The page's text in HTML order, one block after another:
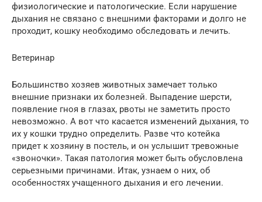
физиологические и патологические. Если нарушение
дыхания не связано с внешними факторами и долго не
проходит, кошку необходимо обследовать и лечить.
Ветеринар
Большинство хозяев животных замечает только
внешние признаки их болезней. Выпадение шерсти,
появление гноя в глазах, рвоты не заметить просто
невозможно. А вот что касается изменений дыхания, то
их у кошки трудно определить. Разве что котейка
придет к хозяину в постель, и он услышит тревожные
«звоночки». Такая патология может быть обусловлена
серьезными причинами. Итак, узнаем о них, об
особенностях учащенного дыхания и его лечении.